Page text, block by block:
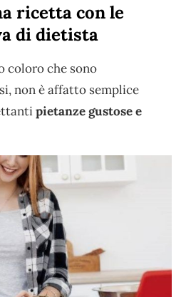
ricetta con le
di dietista
coloro che sono
non è affatto semplice
pietanze gustose e